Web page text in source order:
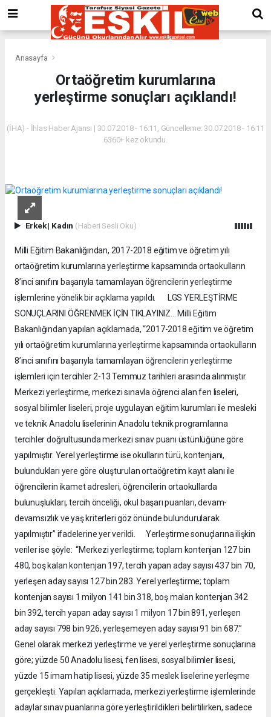
Anasayfa
Ortaöğretim kurumlarına
yerleştirme sonuçları açıklandı!
(İHA) - İhlas Haber Ajansı | 30.07.2018 - 16:11, Güncelleme: 30.07.2018 - 16:11
6360+ kez okundu.
Erkek| Kadın (Haberi Sesli Oku)
Milli Eğitim Bakanlığından, 2017-2018 eğitim ve öğretim yılı
ortaöğretim kurumlarına yerleştirme kapsamında ortaokulların
8’inci sınıfını başarıyla tamamlayan öğrencilerin yerleştirme
işlemlerine yönelik bir açıklama yapıldı. LGS YERLEŞTİRME
SONUÇLARINI ÖĞRENMEK İÇİN TIKLAYINIZ... Milli Eğitim
Bakanlığından yapılan açıklamada, “2017-2018 eğitim ve öğretim
yılı ortaöğretim kurumlarına yerleştirme kapsamında ortaokulların
8’inci sınıfını başarıyla tamamlayan öğrencilerin yerleştirme
işlemleri için tercihler 2-13 Temmuz tarihleri arasında alınmıştır.
Merkezi yerleştirme, merkezi sınavla öğrenci alan fen liseleri,
sosyal bilimler liseleri, proje uygulayan eğitim kurumları ile mesleki
ve teknik Anadolu liselerinin Anadolu teknik programlarına
tercihler doğrultusunda merkezi sınav puanı üstünlüğüne göre
yapılmıştır. Yerel yerleştirme ise okulların türü, kontenjanı,
bulundukları yere göre oluşturulan ortaöğretim kayıt alanı ile
öğrencilerin ikamet adresleri, öğrencilerin ortaokullarda
bulunuşlukları, tercih önceliği, okul başarı puanları, devam-
devamsızlık ve yaş kriterleri göz önünde bulundurularak
yapılmıştır” ifadelerine yer verildi. Yerleştirme sonuçlarına ilişkin
veriler ise şöyle: “Merkezi yerleştirme; toplam kontenjan 127 bin
480, boş kalan kontenjan 197, tercih yapan aday sayısı 437 bin 70,
yerleşen aday sayısı 127 bin 283. Yerel yerleştirme; toplam
kontenjan sayısı 1 milyon 141 bin 318, boş malan kontenjan 342
bin 392, tercih yapan aday sayısı 1 milyon 17 bin 891, yerleşen
aday sayısı 798 bin 926, yerleşemeyen aday sayısı 91 bin 687.”
Genel olarak merkezi yerleştirme ve yerel yerleştirme sonuçlarına
göre; yüzde 50 Anadolu lisesi, fen lisesi, sosyal bilimler lisesi,
yüzde 15 imam hatip lisesi, yüzde 35 meslek liselerine yerleşme
gerçekleşti. Yapılan açıklamada, merkezi yerleştirme işlemlerinde
adaylar sınav puanlarına göre yerleştirildikleri belirtilirken, sadece